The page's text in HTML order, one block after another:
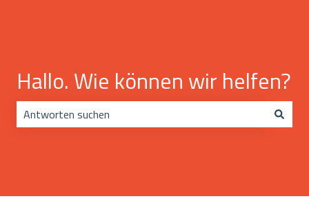
Hallo. Wie können wir helfen?